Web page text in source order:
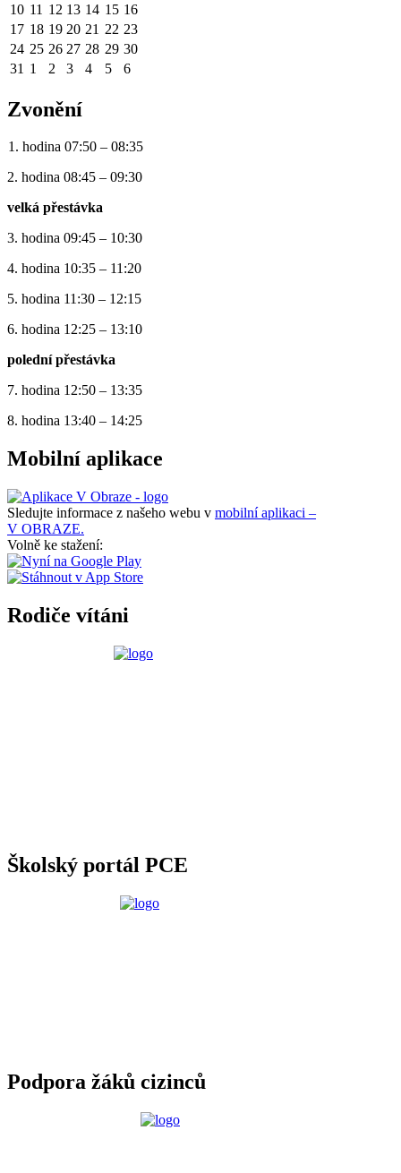
10 11 12 13 14 15 16
17 18 19 20 21 22 23
24 25 26 27 28 29 30
31 1 2 3 4 5 6
Zvonění
1. hodina 07:50 – 08:35
2. hodina 08:45 – 09:30
velká přestávka
3. hodina 09:45 – 10:30
4. hodina 10:35 – 11:20
5. hodina 11:30 – 12:15
6. hodina 12:25 – 13:10
polední přestávka
7. hodina 12:50 – 13:35
8. hodina 13:40 – 14:25
Mobilní aplikace
Sledujte informace z našeho webu v mobilní aplikaci –
V OBRAZE.
Volně ke stažení:
Rodiče vítáni
Školský portál PCE
Podpora žáků cizinců